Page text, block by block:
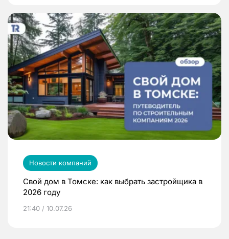
Новости компаний
Свой дом в Томске: как выбрать застройщика в
2026 году
21:40 / 10.07.26